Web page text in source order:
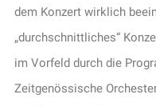
dem Konzert wirklich
„durchschnittliches“
im Vorfeld durch die
Zeitgenössische